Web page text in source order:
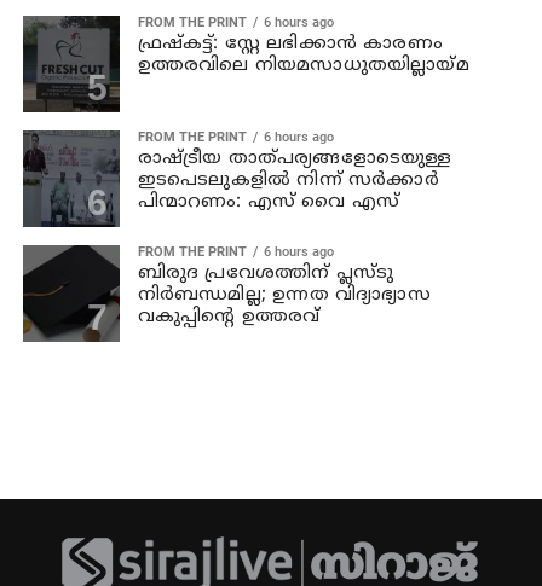
FROM THE PRINT 6 hours ago
ഫ്രഷ്‌കട്ട്: സ്റ്റേ ലഭിക്കാന്‍ കാരണം
ഉത്തരവിലെ നിയമസാധുതയില്ലായ്മ
FROM THE PRINT 6 hours ago
രാഷ്ട്രീയ താത്പര്യങ്ങളോടെയുള്ള
ഇടപെടലുകളില്‍ നിന്ന് സര്‍ക്കാര്‍
പിന്മാറണം: എസ് വൈ എസ്
FROM THE PRINT 6 hours ago
ബിരുദ പ്രവേശത്തിന് പ്ലസ്ടു
നിര്‍ബന്ധമില്ല; ഉന്നത വിദ്യാഭ്യാസ
വകുപ്പിന്റെ ഉത്തരവ്